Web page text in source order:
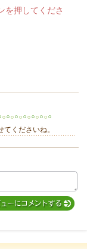
を押してくださ
くださいね。